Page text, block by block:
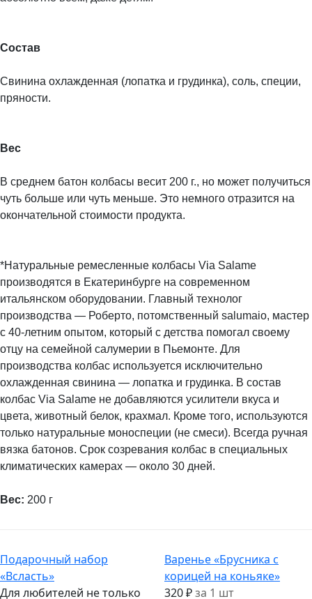
Состав
Свинина охлажденная (лопатка и грудинка), соль, специи,
пряности.
Вес
В среднем батон колбасы весит 200 г., но может получиться
чуть больше или чуть меньше. Это немного отразится на
окончательной стоимости продукта.
*Натуральные ремесленные колбасы Via Salame
производятся в Екатеринбурге на современном
итальянском оборудовании. Главный технолог
производства — Роберто, потомственный salumaio, мастер
с 40-летним опытом, который с детства помогал своему
отцу на семейной салумерии в Пьемонте. Для
производства колбас используется исключительно
охлажденная свинина — лопатка и грудинка. В состав
колбас Via Salame не добавляются усилители вкуса и
цвета, животный белок, крахмал. Кроме того, используются
только натуральные моноспеции (не смеси). Всегда ручная
вязка батонов. Срок созревания колбас в специальных
климатических камерах — около 30 дней.
Вес: 200 г
Подарочный набор
«Всласть»
Для любителей не только
Варенье «Брусника с
корицей на коньяке»
320 ₽за 1 шт